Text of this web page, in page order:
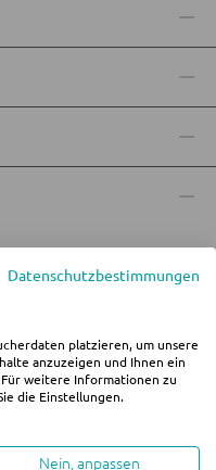
zzgl.Versandkostenund ggf.
Datenschutzbestimmungen
platzieren, um unsere
anzuzeigen und Ihnen ein
weitere Informationen zu
die Einstellungen.
Nein, anpassen